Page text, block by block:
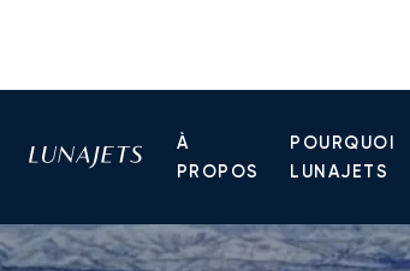
À
PROPOS
POURQUOI
LUNAJETS